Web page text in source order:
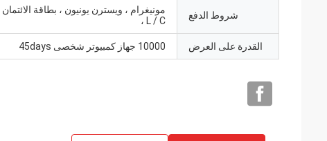
شروط الدفع
، L / C
القدرة على العرض 10000 جهاز كمبيوتر شخصى 45days